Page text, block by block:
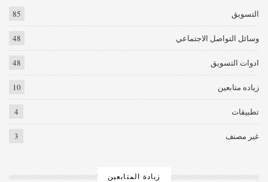
التسويق 85
وسائل التواصل الاجتماعي 48
ادوات التسويق 48
زياده متابعين 10
تطبيقات 4
غير مصنف 3
زيادة المتابعين